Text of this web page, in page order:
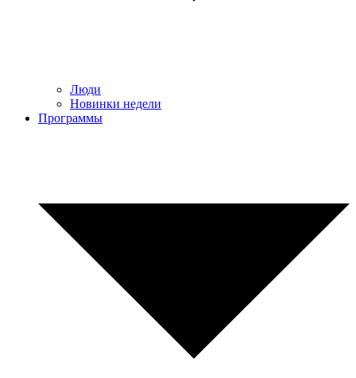
Люди
Новинки недели
Программы